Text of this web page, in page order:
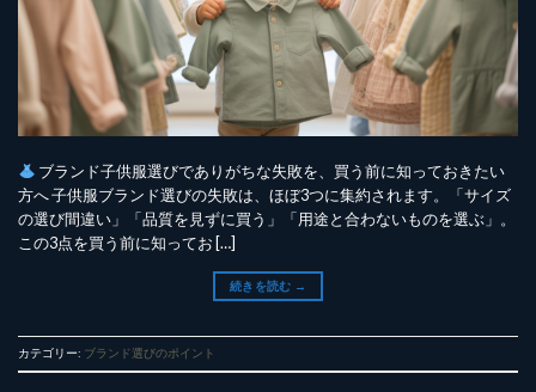
ブランド子供服選びでありがちな失敗を、買う前に知っておきたい
方へ 子供服ブランド選びの失敗は、ほぼ3つに集約されます。「サイズ
の選び間違い」「品質を見ずに買う」「用途と合わないものを選ぶ」。
この3点を買う前に知ってお […]
続きを読む →
カテゴリー: ブランド選びのポイント